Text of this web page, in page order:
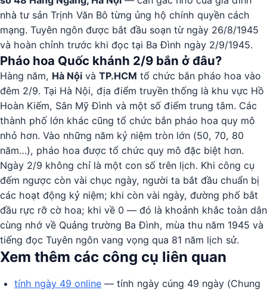
nhà tư sản Trịnh Văn Bô từng ủng hộ chính quyền cách
mạng. Tuyên ngôn được bắt đầu soạn từ ngày 26/8/1945
và hoàn chỉnh trước khi đọc tại Ba Đình ngày 2/9/1945.
Pháo hoa Quốc khánh 2/9 bắn ở đâu?
Hàng năm, Hà Nội và TP.HCM tổ chức bắn pháo hoa vào
đêm 2/9. Tại Hà Nội, địa điểm truyền thống là khu vực Hồ
Hoàn Kiếm, Sân Mỹ Đình và một số điểm trung tâm. Các
thành phố lớn khác cũng tổ chức bắn pháo hoa quy mô
nhỏ hơn. Vào những năm kỷ niệm tròn lớn (50, 70, 80
năm…), pháo hoa được tổ chức quy mô đặc biệt hơn.
Ngày 2/9 không chỉ là một con số trên lịch. Khi công cụ
đếm ngược còn vài chục ngày, người ta bắt đầu chuẩn bị
các hoạt động kỷ niệm; khi còn vài ngày, đường phố bắt
đầu rực rỡ cờ hoa; khi về 0 — đó là khoảnh khắc toàn dân
cùng nhớ về Quảng trường Ba Đình, mùa thu năm 1945 và
tiếng đọc Tuyên ngôn vang vọng qua 81 năm lịch sử.
Xem thêm các công cụ liên quan
tính ngày 49 online — tính ngày cúng 49 ngày (Chung